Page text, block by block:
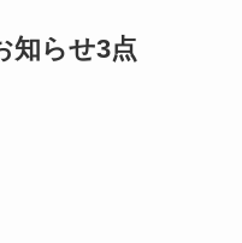
知らせ3点